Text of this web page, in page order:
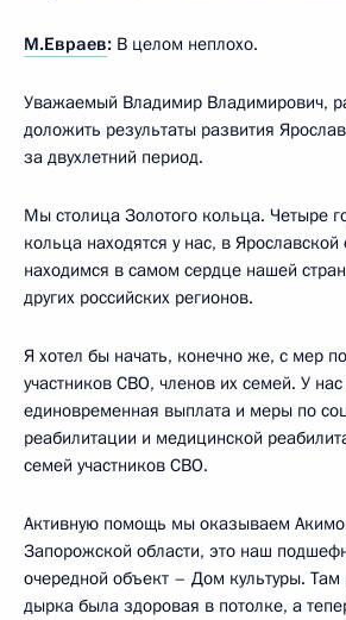
М.Евраев: В целом неплохо.
Уважаемый Владимир Владимирович,
доложить результаты развития
за двухлетний период.
Мы столица Золотого кольца. Четыре
кольца находятся у нас, в
находимся в самом сердце нашей
других российских регионов.
Я хотел бы начать, конечно же, с мер
участников СВО, членов их семей. У
единовременная выплата и меры по
реабилитации и медицинской
семей участников СВО.
Активную помощь мы оказываем
Запорожской области, это наш
очередной объект – Дом культуры.
дырка была здоровая в потолке, а